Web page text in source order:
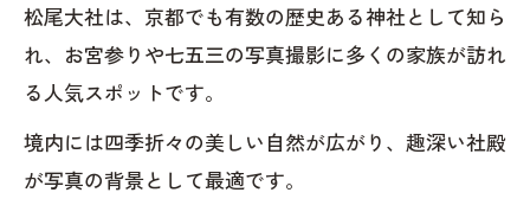
見ているだけで幸せな気持ちになる写真
キキフォトワークス
監修者：池田一喜
松尾大社は、京都でも有数の歴史ある神社として知ら
れ、お宮参りや七五三の写真撮影に多くの家族が訪れ
る人気スポットです。
境内には四季折々の美しい自然が広がり、趣深い社殿
が写真の背景として最適です。